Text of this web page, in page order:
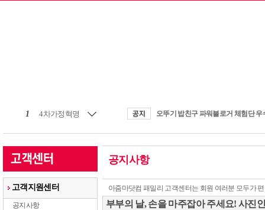
1 4차가정혁명
고객지원센터
공지사항
공지사항
아줌마닷컴 패밀리 고객센터는 회원 여러분 모두가
부부의 날, 손을 마주잡아 주세요! 사진